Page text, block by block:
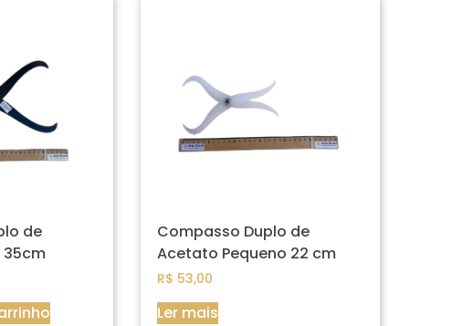
de
Compasso Duplo de
Acetato Pequeno 22 cm
R$ 53,00
Ler mais